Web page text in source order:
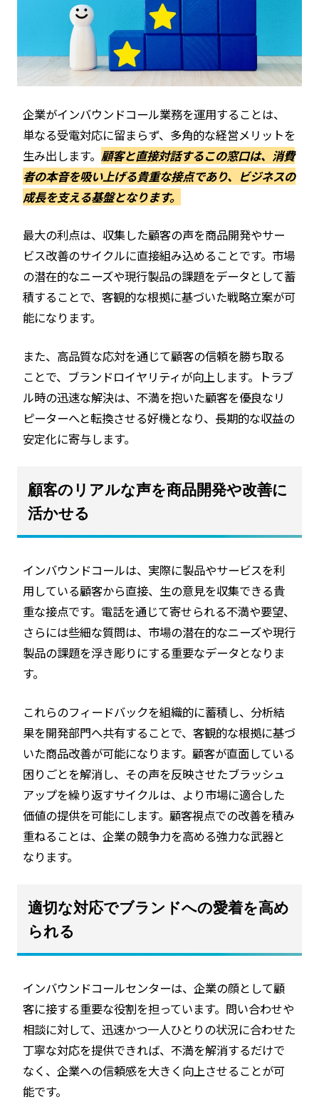
企業がインバウンドコール業務を運用することは、
単なる受電対応に留まらず、多角的な経営メリットを
生み出します。 顧客と直接対話するこの窓口は、消費
者の本音を吸い上げる貴重な接点であり、ビジネスの
成長を支える基盤となります。
最大の利点は、収集した顧客の声を商品開発やサー
ビス改善のサイクルに直接組み込めることです。市場
の潜在的なニーズや現行製品の課題をデータとして蓄
積することで、客観的な根拠に基づいた戦略立案が可
能になります。
また、高品質な応対を通じて顧客の信頼を勝ち取る
ことで、ブランドロイヤリティが向上します。トラブ
ル時の迅速な解決は、不満を抱いた顧客を優良なリ
ピーターへと転換させる好機となり、長期的な収益の
安定化に寄与します。
顧客のリアルな声を商品開発や改善に
活かせる
インバウンドコールは、実際に製品やサービスを利
用している顧客から直接、生の意見を収集できる貴
重な接点です。電話を通じて寄せられる不満や要望、
さらには些細な質問は、市場の潜在的なニーズや現行
製品の課題を浮き彫りにする重要なデータとなりま
す。
これらのフィードバックを組織的に蓄積し、分析結
果を開発部門へ共有することで、客観的な根拠に基づ
いた商品改善が可能になります。顧客が直面している
困りごとを解消し、その声を反映させたブラッシュ
アップを繰り返すサイクルは、より市場に適合した
価値の提供を可能にします。顧客視点での改善を積み
重ねることは、企業の競争力を高める強力な武器と
なります。
適切な対応でブランドへの愛着を高め
られる
インバウンドコールセンターは、企業の顔として顧
客に接する重要な役割を担っています。問い合わせや
相談に対して、迅速かつ一人ひとりの状況に合わせた
丁寧な対応を提供できれば、不満を解消するだけで
なく、企業への信頼感を大きく向上させることが可
能です。